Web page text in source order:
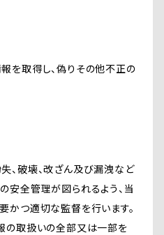
を取得し、偽りその他不正の
、破壊、改ざん及び漏洩など
安全管理が図られるよう、当
かつ適切な監督を行います。
の取扱いの全部又は一部を